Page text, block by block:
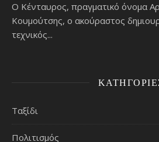
Ο Κένταυρος, πραγματικό όνομα
Κουμούτσης, ο ακούραστος
τεχνικός...
Ταξίδι
Πολιτισμός